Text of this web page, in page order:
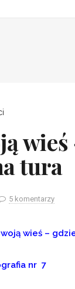
tura
5 komentarzy
wieś –
nr 7